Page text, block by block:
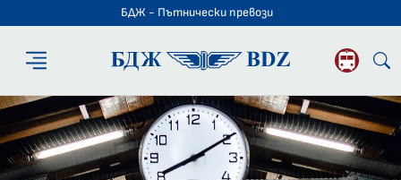
БДЖ - Пътнически превози
БДЖ -